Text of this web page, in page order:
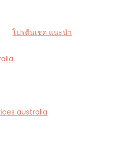
โปรตีนเชค แนะนำ
australia